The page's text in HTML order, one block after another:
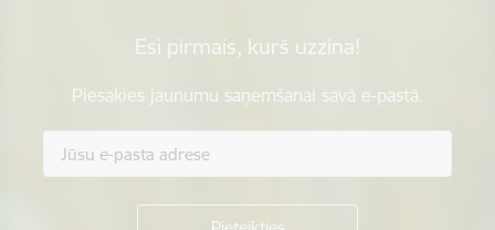
Esi pirmais, kurš uzzina!
Piesakies jaunumu saņemšanai savā e-pastā.